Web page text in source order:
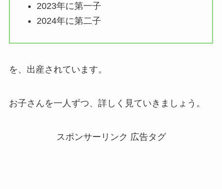
2023年に第一子
2024年に第二子
を、出産されています。
お子さんを一人ずつ、詳しく見ていきましょう。
スポンサーリンク 広告タグ